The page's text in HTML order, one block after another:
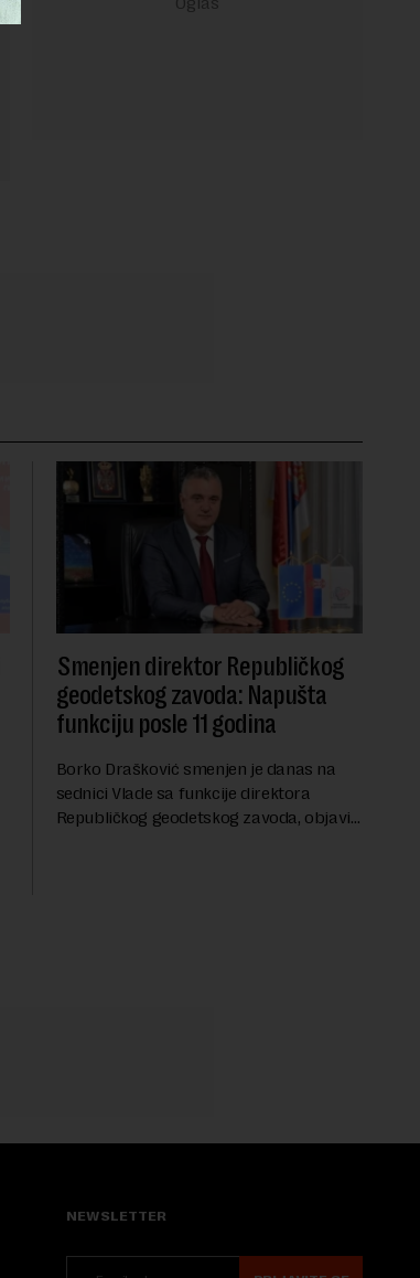
Smenjen direktor Republičkog
geodetskog zavoda: Napušta
funkciju posle 11 godina
Borko Drašković smenjen je danas na
sednici Vlade sa funkcije direktora
Republičkog geodetskog zavoda, objavio
NEWSLETTER